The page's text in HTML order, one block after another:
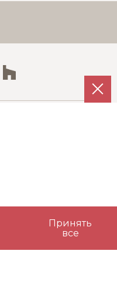
д. 22,
15 этаж
размещенные на
Принять
все